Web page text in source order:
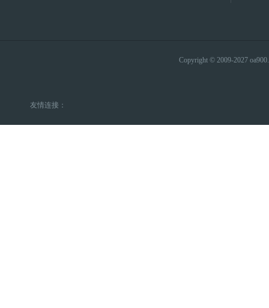
Copyright © 2009-2027
友情连接：